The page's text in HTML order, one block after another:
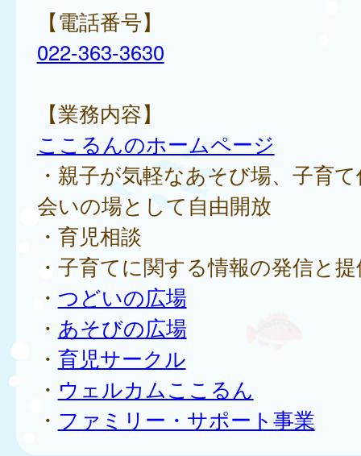
【電話番号】
022-363-3630
【業務内容】
ここるんのホームページ
・親子が気軽なあそび場、子育
会いの場として自由開放
・育児相談
・子育てに関する情報の発信と
・ つどいの広場
・ あそびの広場
・ 育児サークル
・ ウェルカムここるん
・ ファミリー・サポート事業